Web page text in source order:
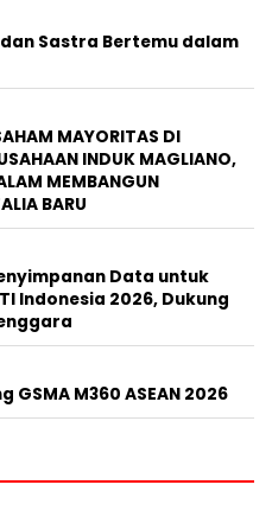
dan Sastra Bertemu dalam
MAYORITAS DI
INDUK MAGLIANO,
MEMBANGUN
BARU
Data untuk
Indonesia 2026, Dukung
M360 ASEAN 2026